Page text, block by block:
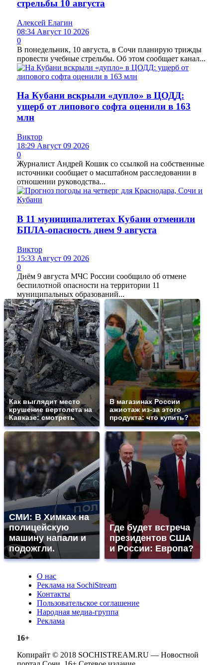
стрельбы 10 августа
Алексей Елагин
08:34 Август 10 2026
0
В понедельник, 10 августа, в Сочи планирую трижды
провести учебные стрельбы. Об этом сообщает канал...
На Кубани вскрыли «дупло» в ЦОДД:
ущерб от липового софта оценили в 163
млн
Виктор
18:29 Август 09 2026
0
Журналист Андрей Кошик со ссылкой на собственные
источники сообщает о масштабном расследовании в
отношении руководства...
В 11 муниципалитетах Кубани отменили
БПЛА-опасность днем 9 августа
Виктор
15:33 Август 09 2026
0
Днём 9 августа МЧС России сообщило об отмене
беспилотной опасности на территории 11
муниципальных образований...
Как выглядит место
крушение вертолета на
Кавказе: смотреть
В магазинах России
ажиотаж из-за этого
продукта: что купить?
СМИ: В Химках на
полицейскую
машину напали и
подожгли.
Где будет встреча
президентов США
и России: Европа?
О нас
Реклама на SochiStream
Контакты
Пользовательское соглашение
Народная медиа-группа
Реклама
16+
Копирайт © 2018 SOCHISTREAM.RU — Новостной